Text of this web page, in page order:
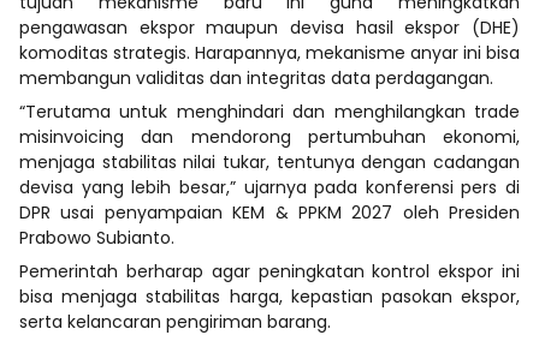
pengawasan ekspor maupun devisa hasil ekspor (DHE)
komoditas strategis. Harapannya, mekanisme anyar ini bisa
membangun validitas dan integritas data perdagangan.
“Terutama untuk menghindari dan menghilangkan trade
misinvoicing dan mendorong pertumbuhan ekonomi,
menjaga stabilitas nilai tukar, tentunya dengan cadangan
devisa yang lebih besar,” ujarnya pada konferensi pers di
DPR usai penyampaian KEM & PPKM 2027 oleh Presiden
Prabowo Subianto.
Pemerintah berharap agar peningkatan kontrol ekspor ini
bisa menjaga stabilitas harga, kepastian pasokan ekspor,
serta kelancaran pengiriman barang.